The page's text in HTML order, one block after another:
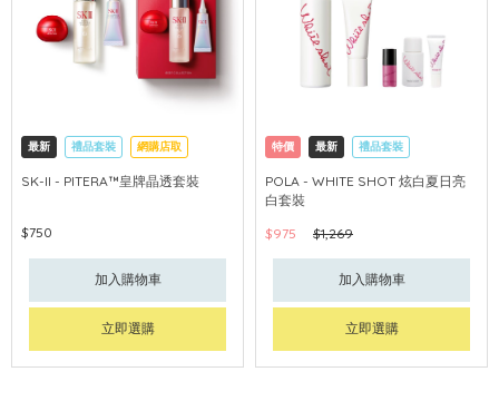
最新 禮品套裝 網購店取
可中國內地配送
SK-II - PITERA™皇牌晶透套裝
$750
加入購物車
立即選購
特價 最新 禮品套裝
網購店取 可中國內地配送
POLA - WHITE SHOT 炫白夏日亮
白套裝
$975
$1,269
加入購物車
立即選購